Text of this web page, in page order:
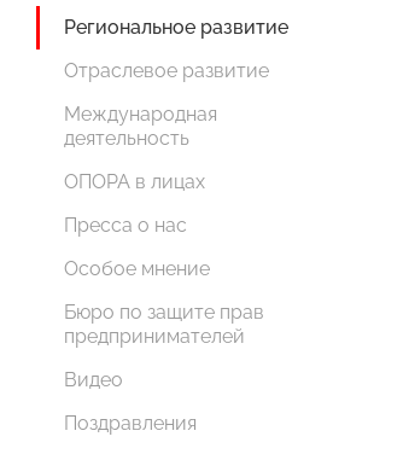
Региональное развитие
Отраслевое развитие
Международная
деятельность
ОПОРА в лицах
Пресса о нас
Особое мнение
Бюро по защите прав
предпринимателей
Видео
Поздравления